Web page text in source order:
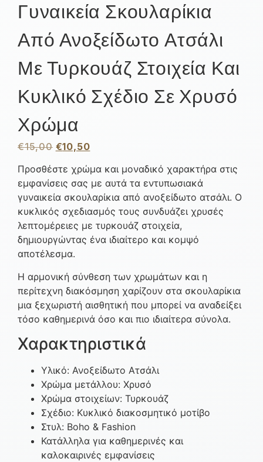
Γυναικεία Σκουλαρίκια
Από Ανοξείδωτο Ατσάλι
Με Τυρκουάζ Στοιχεία Και
Κυκλικό Σχέδιο Σε Χρυσό
Χρώμα
€15,00 €10,50
Προσθέστε χρώμα και μοναδικό χαρακτήρα στις
εμφανίσεις σας με αυτά τα εντυπωσιακά
γυναικεία σκουλαρίκια από ανοξείδωτο ατσάλι. Ο
κυκλικός σχεδιασμός τους συνδυάζει χρυσές
λεπτομέρειες με τυρκουάζ στοιχεία,
δημιουργώντας ένα ιδιαίτερο και κομψό
αποτέλεσμα.
Η αρμονική σύνθεση των χρωμάτων και η
περίτεχνη διακόσμηση χαρίζουν στα σκουλαρίκια
μια ξεχωριστή αισθητική που μπορεί να αναδείξει
τόσο καθημερινά όσο και πιο ιδιαίτερα σύνολα.
Χαρακτηριστικά
Υλικό: Ανοξείδωτο Ατσάλι
Χρώμα μετάλλου: Χρυσό
Χρώμα στοιχείων: Τυρκουάζ
Σχέδιο: Κυκλικό διακοσμητικό μοτίβο
Στυλ: Boho & Fashion
Κατάλληλα για καθημερινές και
καλοκαιρινές εμφανίσεις